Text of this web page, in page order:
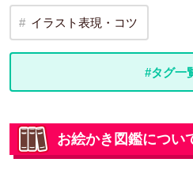
イラスト表現・コツ
#タグ一
お絵かき図鑑につい